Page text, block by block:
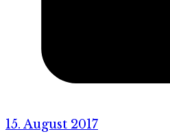
15. August 2017